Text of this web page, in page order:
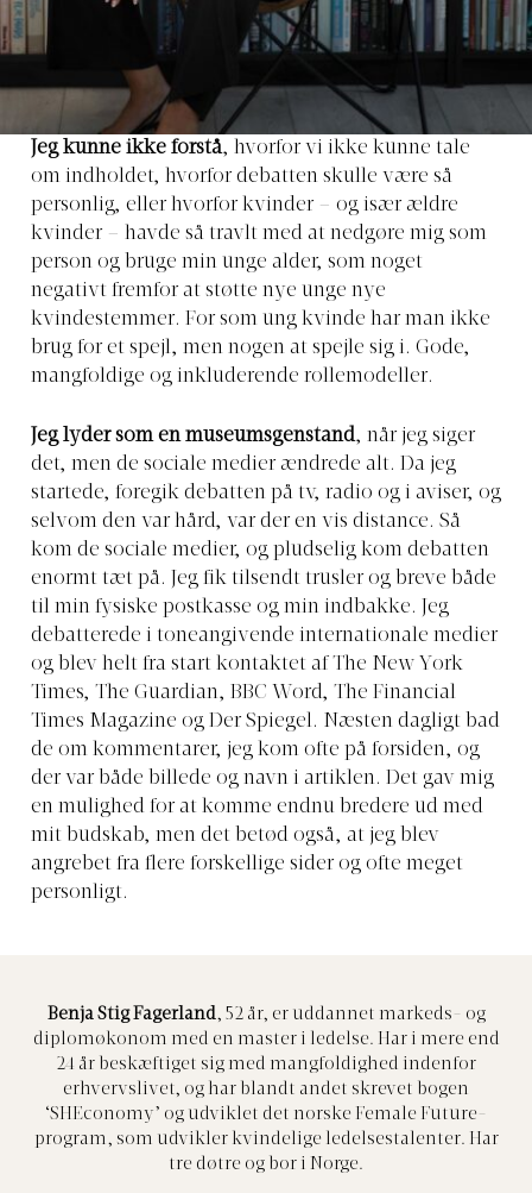
Jeg kunne ikke forstå, hvorfor vi ikke kunne tale
om indholdet, hvorfor debatten skulle være så
personlig, eller hvorfor kvinder – og især ældre
kvinder – havde så travlt med at nedgøre mig som
person og bruge min unge alder, som noget
negativt fremfor at støtte nye unge nye
kvindestemmer. For som ung kvinde har man ikke
brug for et spejl, men nogen at spejle sig i. Gode,
mangfoldige og inkluderende rollemodeller.
Jeg lyder som en museumsgenstand, når jeg siger
det, men de sociale medier ændrede alt. Da jeg
startede, foregik debatten på tv, radio og i aviser, og
selvom den var hård, var der en vis distance. Så
kom de sociale medier, og pludselig kom debatten
enormt tæt på. Jeg fik tilsendt trusler og breve både
til min fysiske postkasse og min indbakke. Jeg
debatterede i toneangivende internationale medier
og blev helt fra start kontaktet af The New York
Times, The Guardian, BBC Word, The Financial
Times Magazine og Der Spiegel. Næsten dagligt bad
de om kommentarer, jeg kom ofte på forsiden, og
der var både billede og navn i artiklen. Det gav mig
en mulighed for at komme endnu bredere ud med
mit budskab, men det betød også, at jeg blev
angrebet fra flere forskellige sider og ofte meget
personligt.
Benja Stig Fagerland, 52 år, er uddannet markeds- og
diplomøkonom med en master i ledelse. Har i mere end
24 år beskæftiget sig med mangfoldighed indenfor
erhvervslivet, og har blandt andet skrevet bogen
‘SHEconomy’ og udviklet det norske Female Future-
program, som udvikler kvindelige ledelsestalenter. Har
tre døtre og bor i Norge.